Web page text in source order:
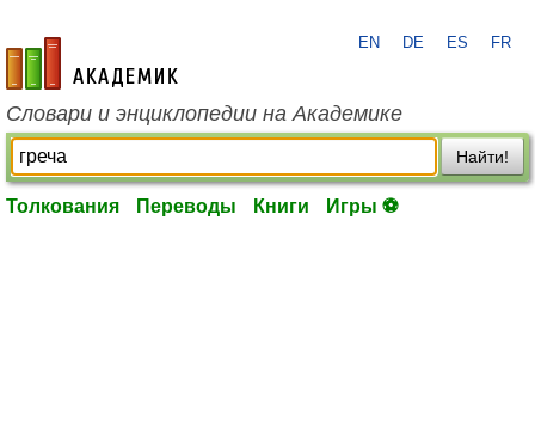
academic.ru
EN DE ES FR
Словари и энциклопедии на Академике
Найти!
Толкования Переводы Книги Игры ⚽